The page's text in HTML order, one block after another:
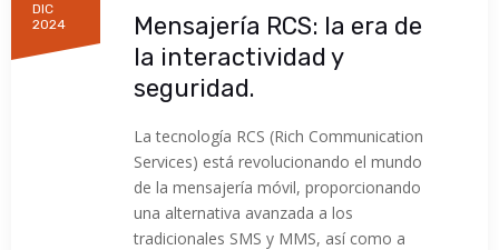
DIC
2024
Mensajería RCS: la era de
la interactividad y
seguridad.
La tecnología RCS (Rich Communication
Services) está revolucionando el mundo
de la mensajería móvil, proporcionando
una alternativa avanzada a los
tradicionales SMS y MMS, así como a